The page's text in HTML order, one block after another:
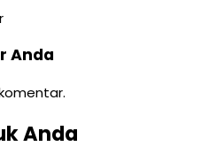
Anda
Anda